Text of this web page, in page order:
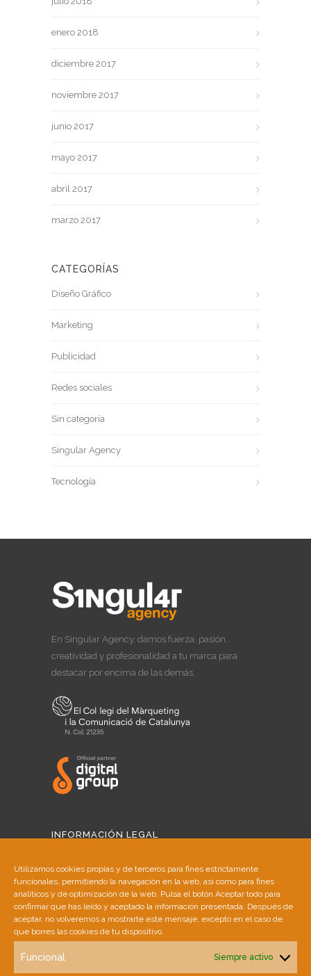
Utilizamos cookies propias y de terceros para fines estrictamente
funcionales, permitiendo la navegación en la web, así como para fines
analíticos y de optimización de la web. Pulsa el botón Aceptar todo para
confirmar que has leído y aceptado la información presentada. Después de
aceptar, no volveremos a mostrarte este mensaje, excepto en el caso de
que borres las cookies de tu dispositivo.
Funcional Siempre activo
enero 2018
diciembre 2017
noviembre 2017
junio 2017
mayo 2017
abril 2017
marzo 2017
CATEGORÍAS
Diseño Gráfico
Marketing
Publicidad
Redes sociales
Sin categoría
Singular Agency
Tecnología
En Singular Agency, damos fuerza, pasión,
creatividad y profesionalidad a tu marca para
destacar por encima de las demás.
INFORMACIÓN LEGAL
Política de Cookies
Política de Privacidad
SINGULAR AGENCY